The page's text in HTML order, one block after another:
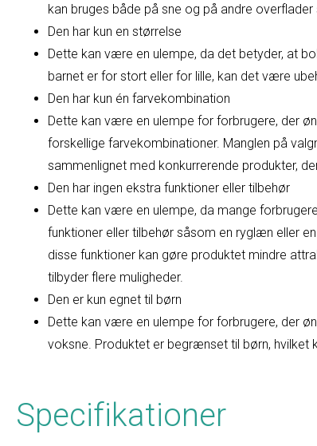
kan bruges både på sne og på andre
Den har kun en størrelse
Dette kan være en ulempe, da det betyder, at
barnet er for stort eller for lille, kan det være
Den har kun én farvekombination
Dette kan være en ulempe for forbrugere, der
forskellige farvekombinationer. Manglen på
sammenlignet med konkurrerende produkter,
Den har ingen ekstra funktioner eller tilbehør
Dette kan være en ulempe, da mange
funktioner eller tilbehør såsom en ryglæn eller
disse funktioner kan gøre produktet mindre
tilbyder flere muligheder.
Den er kun egnet til børn
Dette kan være en ulempe for forbrugere, der
voksne. Produktet er begrænset til børn, hvilket
Specifikationer